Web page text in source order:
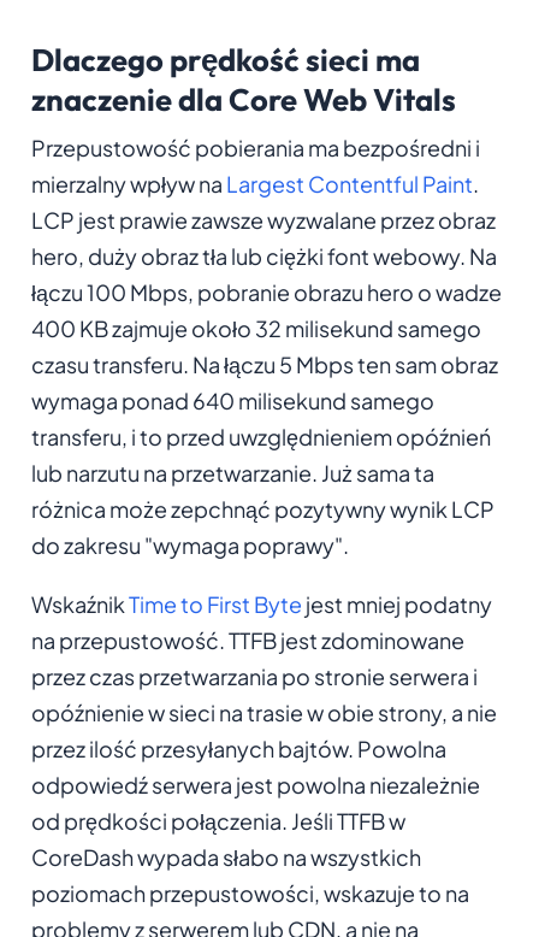
Dlaczego prędkość sieci ma
znaczenie dla Core Web Vitals
Przepustowość pobierania ma bezpośredni i
mierzalny wpływ na Largest Contentful Paint.
LCP jest prawie zawsze wyzwalane przez obraz
hero, duży obraz tła lub ciężki font webowy. Na
łączu 100 Mbps, pobranie obrazu hero o wadze
400 KB zajmuje około 32 milisekund samego
czasu transferu. Na łączu 5 Mbps ten sam obraz
wymaga ponad 640 milisekund samego
transferu, i to przed uwzględnieniem opóźnień
lub narzutu na przetwarzanie. Już sama ta
różnica może zepchnąć pozytywny wynik LCP
do zakresu "wymaga poprawy".
WskaźnikTime to First Byte jest mniej podatny
na przepustowość. TTFB jest zdominowane
przez czas przetwarzania po stronie serwera i
opóźnienie w sieci na trasie w obie strony, a nie
przez ilość przesyłanych bajtów. Powolna
odpowiedź serwera jest powolna niezależnie
od prędkości połączenia. Jeśli TTFB w
CoreDash wypada słabo na wszystkich
poziomach przepustowości, wskazuje to na
problemy z serwerem lub CDN, a nie na